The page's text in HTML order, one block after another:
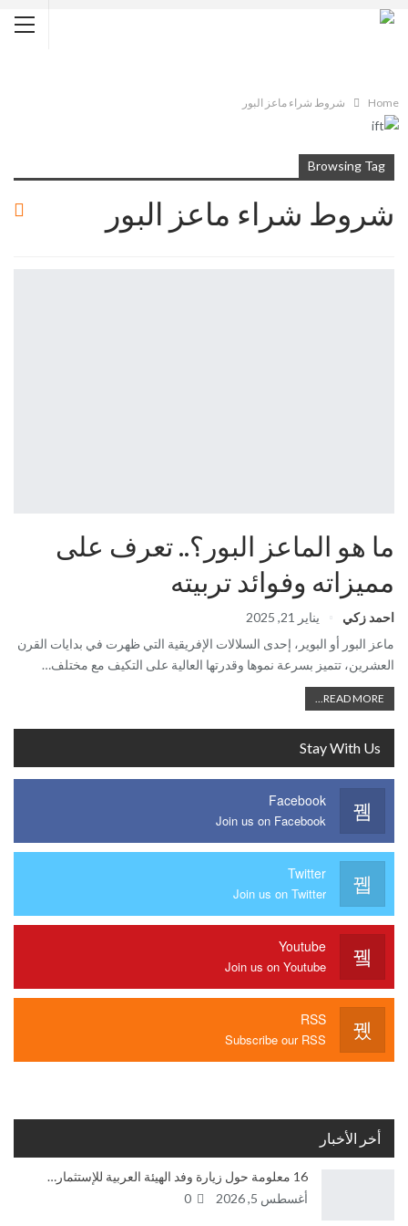
Home شروط شراء ماعز البور
Browsing Tag
شروط شراء ماعز البور
ما هو الماعز البور؟.. تعرف على
مميزاته وفوائد تربيته
احمد زكي
يناير 21, 2025
ماعز البور أو البوير، إحدى السلالات الإفريقية التي ظهرت في بدايات القرن
العشرين، تتميز بسرعة نموها وقدرتها العالية على التكيف مع مختلف…
READ MORE...
Stay With Us
Facebook
Join us on Facebook
Twitter
Join us on Twitter
Youtube
Join us on Youtube
RSS
Subscribe our RSS
أخر الأخبار
16 معلومة حول زيارة وفد الهيئة العربية للإستثمار…
أغسطس 5, 2026